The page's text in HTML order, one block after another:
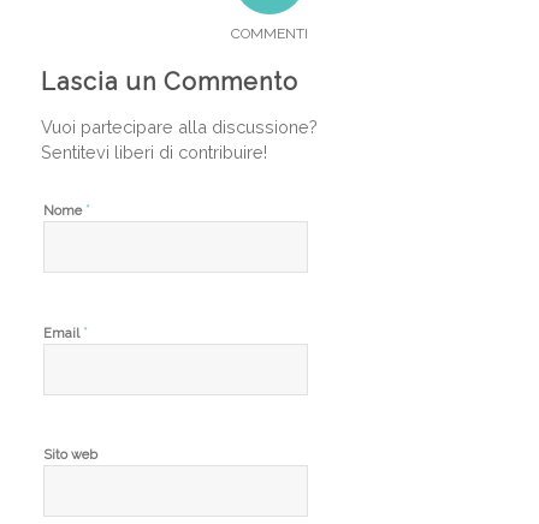
COMMENTI
Lascia un Commento
Vuoi partecipare alla discussione?
Sentitevi liberi di contribuire!
Nome *
Email *
Sito web